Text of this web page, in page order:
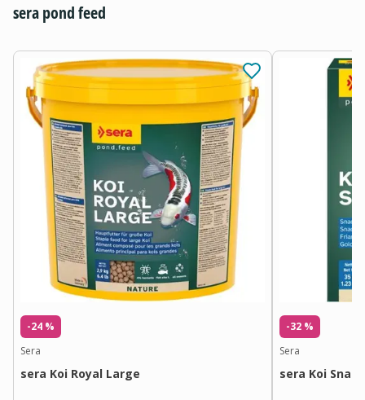
sera pond feed
-24 %
Sera
sera Koi Royal Large
-32 %
Sera
sera Koi